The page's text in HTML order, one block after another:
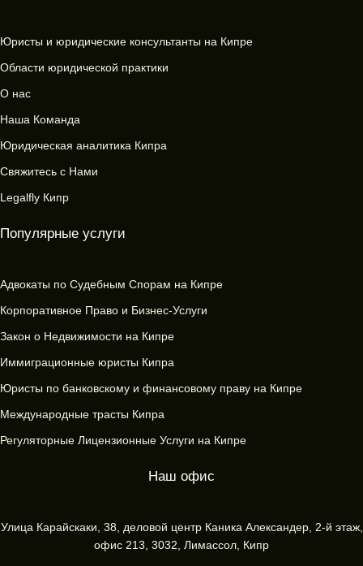
Юристы и юридические консультанты на Кипре
Области юридической практики
О нас
Наша Команда
Юридическая аналитика Кипра
Свяжитесь с Нами
Legalfly Кипр
Популярные услуги
Адвокаты по Судебным Спорам на Кипре
Корпоративное Право и Бизнес-Услуги
Закон о Недвижимости на Кипре
Иммиграционные юристы Кипра
Юристы по банковскому и финансовому праву на Кипре
Международные трасты Кипра
Регуляторные Лицензионные Услуги на Кипре
Наш офис
Улица Карайскаки, 38, деловой центр Каника Александер, 2-й этаж,
офис 213, 3032, Лимассол, Кипр